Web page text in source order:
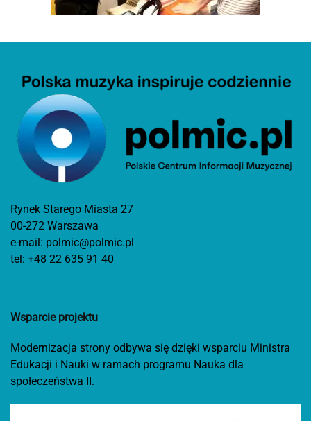
Rynek Starego Miasta 27
00-272 Warszawa
e-mail: polmic@polmic.pl
tel: +48 22 635 91 40
Wsparcie projektu
Modernizacja strony odbywa się dzięki wsparciu Ministra
Edukacji i Nauki w ramach programu Nauka dla
społeczeństwa II.